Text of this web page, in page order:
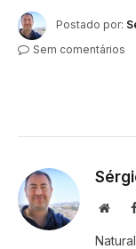
Postado por:
Sem comentários